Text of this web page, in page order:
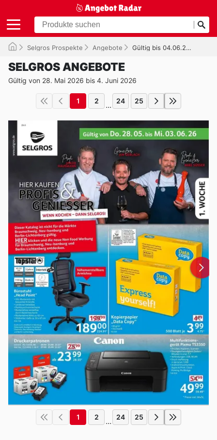
Selgros Prospekte Angebote Gültig bis 04.06.2026
SELGROS ANGEBOTE
Gültig von 28. Mai 2026 bis 4. Juni 2026
1 2 ... 24 25
1 2 ... 24 25